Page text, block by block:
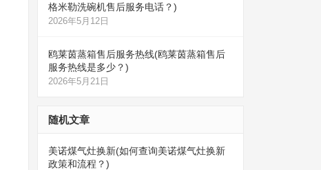
格米勒洗碗机售后服务电话？)
2026年5月12日
鸥莱茵蒸箱售后服务热线(鸥莱茵蒸箱售后
服务热线是多少？)
2026年5月21日
随机文章
美诺煤气灶换新(如何查询美诺煤气灶换新
政策和流程？)